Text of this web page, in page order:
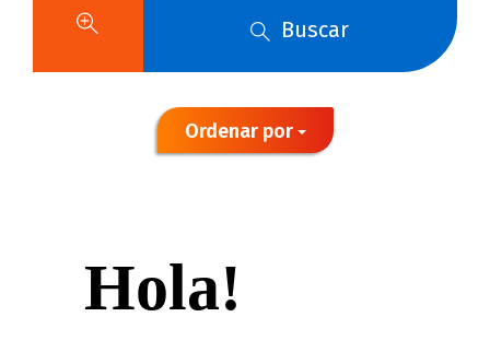
en venta en
Armenia
Buscar
Ordenar por
Hola!